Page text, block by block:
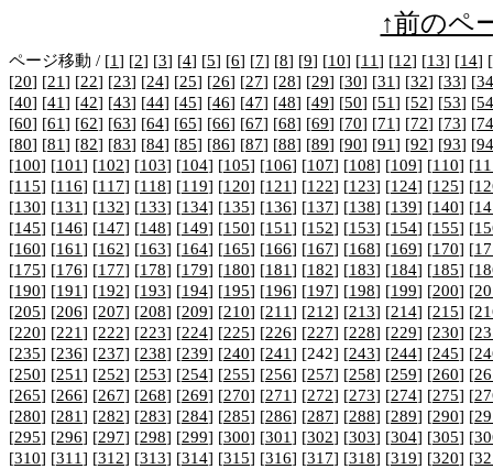
↑前のペ
ページ移動 / [1] [2] [3] [4] [5] [6] [7] [8] [9] [10] [11] [12] [13] [14] [
[20] [21] [22] [23] [24] [25] [26] [27] [28] [29] [30] [31] [32] [33] [34
[40] [41] [42] [43] [44] [45] [46] [47] [48] [49] [50] [51] [52] [53] [54
[60] [61] [62] [63] [64] [65] [66] [67] [68] [69] [70] [71] [72] [73] [74
[80] [81] [82] [83] [84] [85] [86] [87] [88] [89] [90] [91] [92] [93] [94
[100] [101] [102] [103] [104] [105] [106] [107] [108] [109] [110] [
[115] [116] [117] [118] [119] [120] [121] [122] [123] [124] [125] [
[130] [131] [132] [133] [134] [135] [136] [137] [138] [139] [140] [
[145] [146] [147] [148] [149] [150] [151] [152] [153] [154] [155] [
[160] [161] [162] [163] [164] [165] [166] [167] [168] [169] [170] [
[175] [176] [177] [178] [179] [180] [181] [182] [183] [184] [185] [
[190] [191] [192] [193] [194] [195] [196] [197] [198] [199] [200] [
[205] [206] [207] [208] [209] [210] [211] [212] [213] [214] [215] [
[220] [221] [222] [223] [224] [225] [226] [227] [228] [229] [230] [
[235] [236] [237] [238] [239] [240] [241] [242] [243] [244] [245] [
[250] [251] [252] [253] [254] [255] [256] [257] [258] [259] [260] [
[265] [266] [267] [268] [269] [270] [271] [272] [273] [274] [275] [
[280] [281] [282] [283] [284] [285] [286] [287] [288] [289] [290] [
[295] [296] [297] [298] [299] [300] [301] [302] [303] [304] [305] [
[310] [311] [312] [313] [314] [315] [316] [317] [318] [319] [320] [